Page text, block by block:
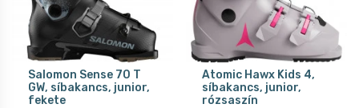
Salomon Sense 70 T
GW, síbakancs, junior,
fekete
Atomic Hawx Kids 4,
síbakancs, junior,
rózsaszín